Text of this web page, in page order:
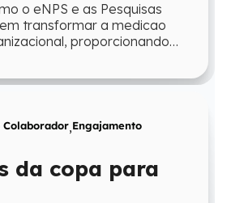
o eNPS e as Pesquisas
transformar a medicao
proporcionando
Colaborador,Engajamento
da copa para